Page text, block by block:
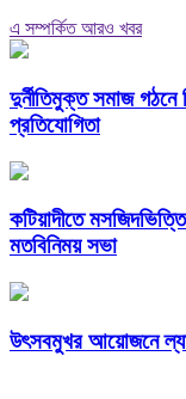
এ সম্পর্কিত আরও খবর
দুর্নীতিমুক্ত সমাজ গঠনে
প্রতিযোগিতা
কটিয়াদীতে
মতবিনিময় সভা
উৎসবমুখর আয়োজনে